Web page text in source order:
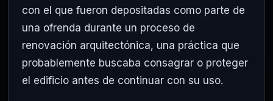
con el que fueron depositadas como parte de
una ofrenda durante un proceso de
renovación arquitectónica, una práctica que
probablemente buscaba consagrar o proteger
el edificio antes de continuar con su uso.